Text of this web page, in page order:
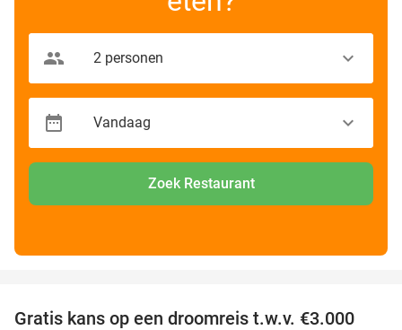
Zoek Restaurant
Gratis kans op een droomreis t.w.v. €3.000